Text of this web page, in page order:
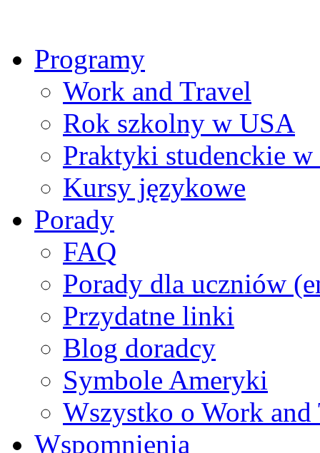
Programy
Work and Travel
Rok szkolny w USA
Praktyki studenckie
Kursy językowe
Porady
FAQ
Porady dla uczniów
Przydatne linki
Blog doradcy
Symbole Ameryki
Wszystko o Work and
Wspomnienia